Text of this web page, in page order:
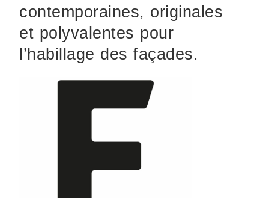
contemporaines, originales
et polyvalentes pour
l’habillage des façades.